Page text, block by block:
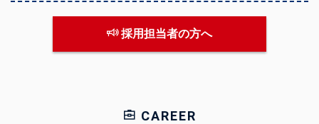
採用担当者の方へ
CAREER